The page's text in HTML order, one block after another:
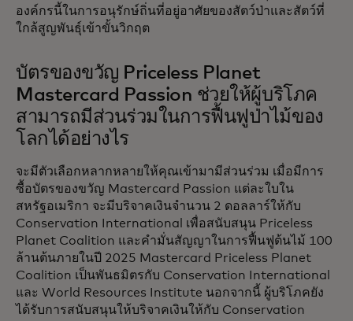
องค์กรนี้ในการอนุรักษ์ถิ่นที่อยู่อาศัยของสัตว์ป่าและสัตว์ที่
ใกล้สูญพันธุ์เข้าขั้นวิกฤต
บัตรของขวัญ Priceless Planet
Mastercard Passion ช่วยให้ผู้บริโภค
สามารถมีส่วนร่วมในการฟื้นฟูป่าไม้ของ
โลกได้อย่างไร ‎
จะมีตัวเลือกหลากหลายให้คุณเข้ามามีส่วนร่วม เมื่อมีการ
ซื้อบัตรของขวัญ Mastercard Passion แต่ละใบใน
สหรัฐอเมริกา จะมีบริจาคเงินจำนวน 2 ดอลลาร์ให้กับ
Conservation International เพื่อสนับสนุน Priceless
Planet Coalition และคำมั่นสัญญาในการฟื้นฟูต้นไม้ 100
ล้านต้นภายในปี 2025 Mastercard Priceless Planet
Coalition เป็นพันธมิตรกับ Conservation International
และ World Resources Institute นอกจากนี้ ผู้บริโภคยัง
ได้รับการสนับสนุนให้บริจาคเงินให้กับ Conservation